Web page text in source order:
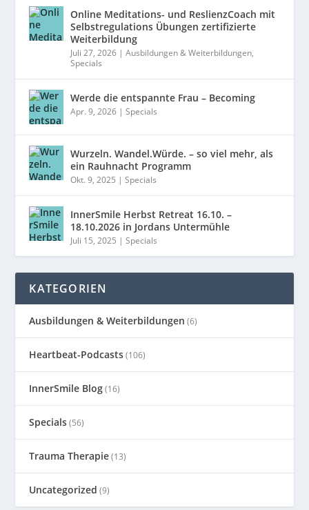
Online Meditations- und ReslienzCoach mit
Selbstregulations Übungen zertifizierte
Weiterbildung
Juli 27, 2026 |Ausbildungen & Weiterbildungen,
Specials
Werde die entspannte Frau – Becoming
Apr. 9, 2026 |Specials
Wurzeln. Wandel.Würde. – so viel mehr, als
ein Rauhnacht Programm
Okt. 9, 2025 |Specials
InnerSmile Herbst Retreat 16.10. –
18.10.2026 in Jordans Untermühle
Juli 15, 2025 |Specials
KATEGORIEN
Ausbildungen & Weiterbildungen (6)
Heartbeat-Podcasts(106)
InnerSmile Blog(16)
Specials(56)
Trauma Therapie(13)
Uncategorized (9)